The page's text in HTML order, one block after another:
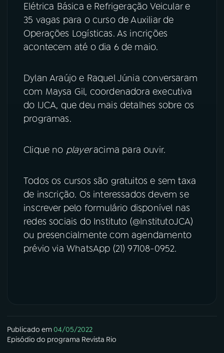
Elétrica Básica e Refrigeração Veicular e
35 vagas para o curso de Auxiliar de
Operações Logísticas. As incrições
acontecem até o dia 6 de maio.
Dylan Araújo e Raquel Júnia conversaram
com Maysa Gil, coordenadora executiva
do IJCA, que deu mais detalhes sobre os
programas.
Clique no playeracima para ouvir.
Todos os cursos são gratuitos e sem taxa
de inscrição. Os interessados devem se
inscrever pelo formulário disponível nas
redes sociais do Instituto (@InstitutoJCA)
ou presencialmente com agendamento
prévio via WhatsApp (21) 97108-0952.
Publicado em04/05/2022
Episódio do programa Revista Rio